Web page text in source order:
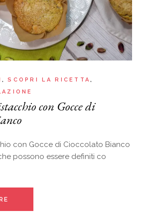
SCOPRI LA RICETTA
con Gocce di
con Gocce di Cioccolato Bianco
possono essere definiti co